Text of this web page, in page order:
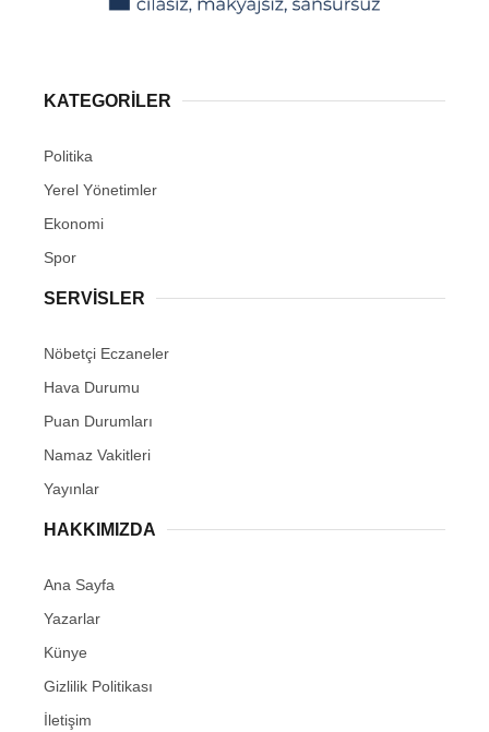
KATEGORİLER
Politika
Yerel Yönetimler
Ekonomi
Spor
SERVİSLER
Nöbetçi Eczaneler
Hava Durumu
Puan Durumları
Namaz Vakitleri
Yayınlar
HAKKIMIZDA
Ana Sayfa
Yazarlar
Künye
Gizlilik Politikası
İletişim